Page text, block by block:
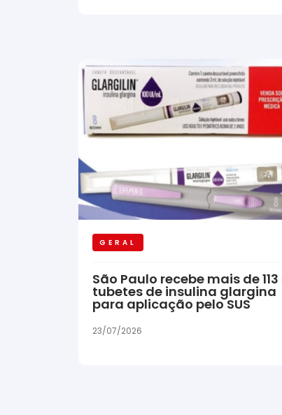
GERAL
São Paulo recebe mais de
tubetes de insulina glargina
para aplicação pelo SUS
23/07/2026